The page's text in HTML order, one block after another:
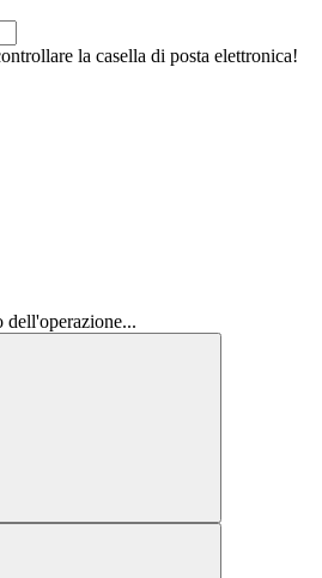
la casella di posta elettronica!
dell'operazione...